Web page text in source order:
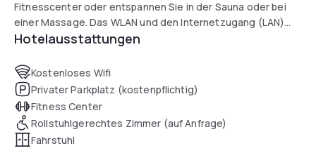
Fitnesscenter oder entspannen Sie in der Sauna oder bei
einer Massage. Das WLAN und den Internetzugang (LAN)
nutzen Sie kostenfrei. Die Rezeption ist rund um die Uhr
Die klimatisierten Zimmer verfügen über einen Flachbild-
Kabel-TV, Tee- und/oder Kaffeezubehör sowie ein eigenes
Bad mit einem Haartrockner. Sie können kostenfrei aus über
2000 internationalen und regionalen Zeitungen und
Zeitschriften auswählen.
Das hoteleigene Bar & Bistro ist ein stilvoller Ort für einen
Hotelausstattungen
Kostenloses Wifi
Privater Parkplatz (kostenpflichtig)
Fitness Center
Rollstuhlgerechtes Zimmer (auf Anfrage)
Fahrstuhl